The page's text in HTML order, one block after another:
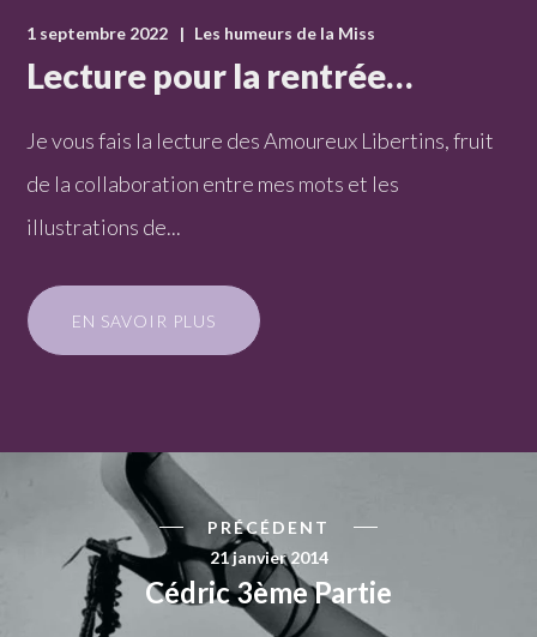
1 septembre 2022 Les humeurs de la Miss
Lecture pour la rentrée…
Je vous fais la lecture des Amoureux Libertins, fruit
de la collaboration entre mes mots et les
illustrations de...
EN SAVOIR PLUS
PRÉCÉDENT
21 janvier 2014
Cédric 3ème Partie